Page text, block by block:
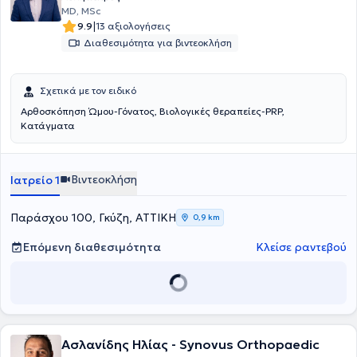
MD, MSc
9.9|13 αξιολογήσεις
Διαθεσιμότητα για βιντεοκλήση
Σχετικά με τον ειδικό
Αρθοσκόπηση Ώμου-Γόνατος, Βιολογικές θεραπείες-PRP,
Κατάγματα
Ιατρείο 1 Βιντεοκλήση
Παράσχου 100, Γκύζη, ΑΤΤΙΚΗ 0,9 km
Επόμενη διαθεσιμότητα Κλείσε ραντεβού
Ασλανίδης Ηλίας - Synovus Orthopaedic